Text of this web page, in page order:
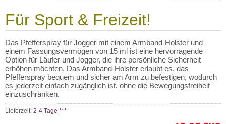
Für Sport & Freizeit!
Das Pfefferspray für Jogger mit einem Armband-Holster und
einem Fassungsvermögen von 15 ml ist eine hervorragende
Option für Läufer und Jogger, die ihre persönliche Sicherheit
erhöhen möchten. Das Armband-Holster erlaubt es, das
Pfefferspray bequem und sicher am Arm zu befestigen, wodurch
es jederzeit einfach zugänglich ist, ohne die Bewegungsfreiheit
einzuschränken.
Lieferzeit: 2-4 Tage ***